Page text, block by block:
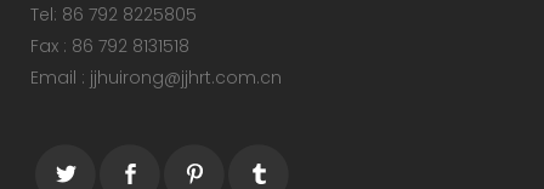
Tel: 86 792 8225805
Fax : 86 792 8131518
Email : jjhuirong@jjhrt.com.cn